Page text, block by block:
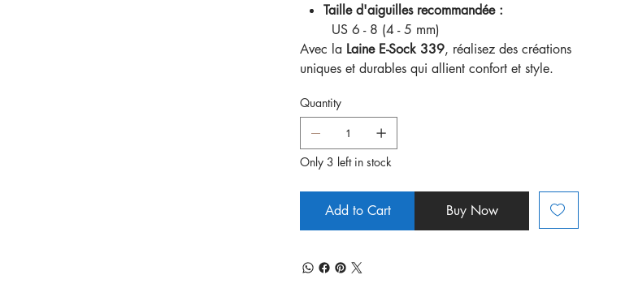
Taille d'aiguilles recommandée :
US 6 - 8 (4 - 5 mm)
Avec la Laine E-Sock 339, réalisez des créations
uniques et durables qui allient confort et style.
Quantity
Only 3 left in stock
Add to Cart Buy Now